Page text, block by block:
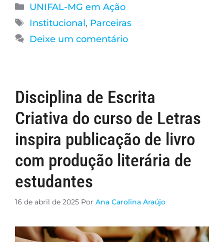
UNIFAL-MG em Ação
Institucional, Parceiras
Deixe um comentário
Disciplina de Escrita
Criativa do curso de Letras
inspira publicação de livro
com produção literária de
estudantes
16 de abril de 2025 Por Ana Carolina Araújo